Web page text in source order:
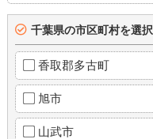
千葉県の市区町村を選択
香取郡多古町
旭市
山武市